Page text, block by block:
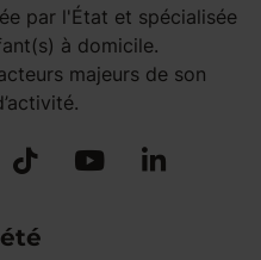
par l'État et spécialisée
à domicile.
majeurs de son